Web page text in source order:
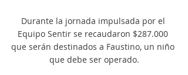
Durante la jornada impulsada por el
Equipo Sentir se recaudaron $287.000
que serán destinados a Faustino, un niño
que debe ser operado.